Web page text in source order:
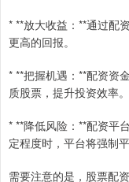
* **放大收益：**通过配
更高的回报。
* **把握机遇：**配资资
质股票，提升投资效率。
* **降低风险：**配资平
定程度时，平台将强制
需要注意的是，股票配